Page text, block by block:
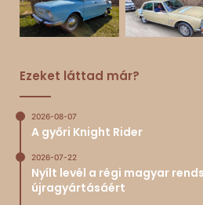
Ezeket láttad már?
2026-08-07
A győri Knight Rider
2026-07-22
Nyílt levél a régi magyar
újragyártásáért